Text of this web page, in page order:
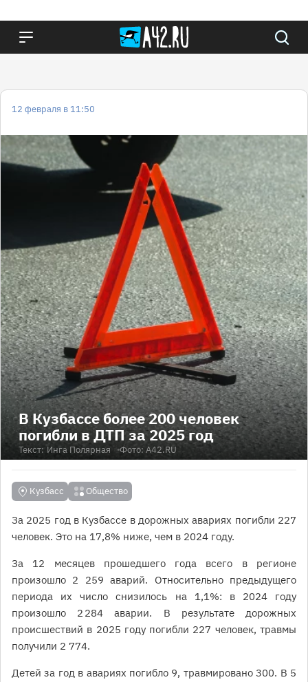
12 февраля в 11:50
В Кузбассе более 200 человек
погибли в ДТП за 2025 год
Текст: Инга Полярная Фото: А42.RU
Кузбасс Общество
За 2025 год в Кузбассе в дорожных авариях погибли 227
человек. Это на 17,8% ниже, чем в 2024 году.
За 12 месяцев прошедшего года всего в регионе
произошло 2 259 аварий. Относительно предыдущего
периода их число снизилось на 1,1%: в 2024 году
произошло 2 284 аварии. В результате дорожных
происшествий в 2025 году погибли 227 человек, травмы
получили 2 774.
Детей за год в авариях погибло 9, травмировано 300. В 5